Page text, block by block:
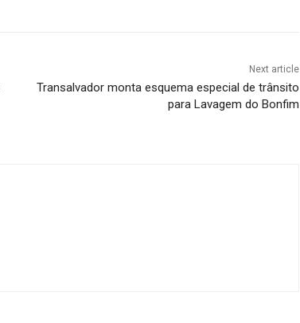
Next article
Transalvador monta esquema especial de trânsito
para Lavagem do Bonfim